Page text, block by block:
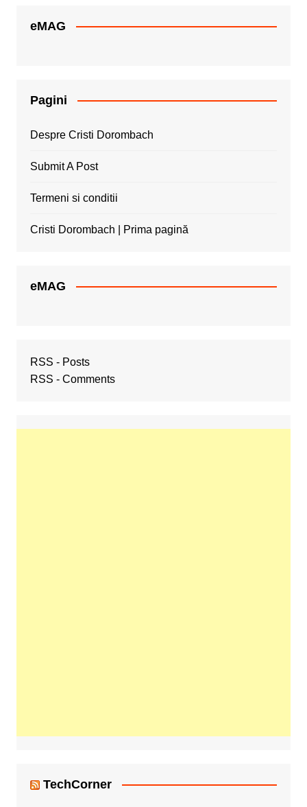
eMAG
Pagini
Despre Cristi Dorombach
Submit A Post
Termeni si conditii
Cristi Dorombach | Prima pagină
eMAG
RSS - Posts
RSS - Comments
TechCorner